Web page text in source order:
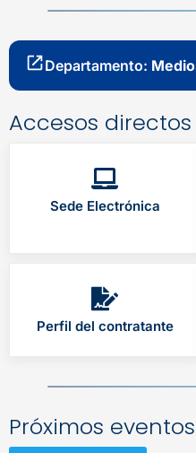
Departamento:
Accesos directos
Sede Electrónica
Perfil del contratante
Próximos eventos